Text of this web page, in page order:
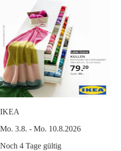
IKEA
Mo. 3.8. - Mo. 10.8.2026
Noch 4 Tage gültig